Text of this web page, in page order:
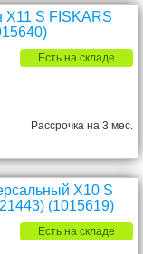
X11 S FISKARS
Есть на складе
Рассрочка на 3 мес.
X10 S
(1015619)
Есть на складе